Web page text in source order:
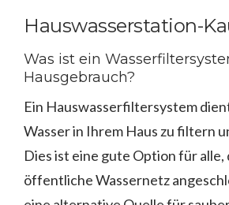
Hauswasserstation-
Was ist ein
Hausgebrauch?
Ein Hauswasserfiltersystem
Wasser in Ihrem Haus zu filtern
Dies ist eine gute Option für alle,
öffentliche Wassernetz